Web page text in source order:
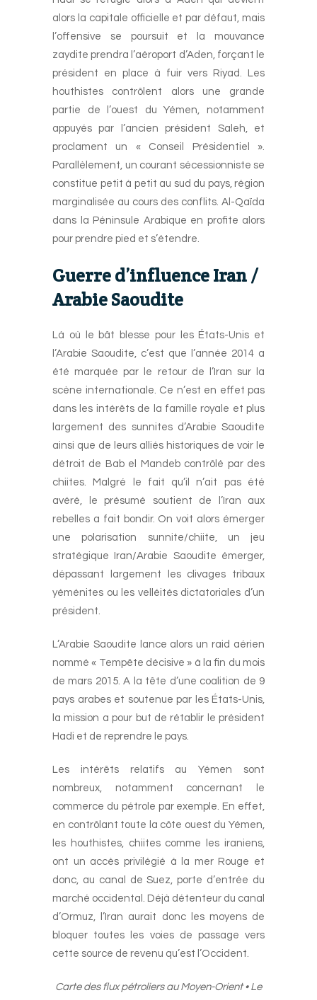
alors la capitale officielle et par défaut, mais
l’offensive se poursuit et la mouvance
zaydite prendra l’aéroport d’Aden, forçant le
président en place à fuir vers Riyad. Les
houthistes contrôlent alors une grande
partie de l’ouest du Yémen, notamment
appuyés par l’ancien président Saleh, et
proclament un « Conseil Présidentiel ».
Parallèlement, un courant sécessionniste se
constitue petit à petit au sud du pays, région
marginalisée au cours des conflits. Al-Qaïda
dans la Péninsule Arabique en profite alors
pour prendre pied et s’étendre.
Guerre d’influence Iran /
Arabie Saoudite
Là où le bât blesse pour les États-Unis et
l’Arabie Saoudite, c’est que l’année 2014 a
été marquée par le retour de l’Iran sur la
scène internationale. Ce n’est en effet pas
dans les intérêts de la famille royale et plus
largement des sunnites d’Arabie Saoudite
ainsi que de leurs alliés historiques de voir le
détroit de Bab el Mandeb contrôlé par des
chiites. Malgré le fait qu’il n’ait pas été
avéré, le présumé soutient de l’Iran aux
rebelles a fait bondir. On voit alors émerger
une polarisation sunnite/chiite, un jeu
stratégique Iran/Arabie Saoudite émerger,
dépassant largement les clivages tribaux
yéménites ou les velléités dictatoriales d’un
président.
L’Arabie Saoudite lance alors un raid aérien
nommé « Tempête décisive » à la fin du mois
de mars 2015. A la tête d’une coalition de 9
pays arabes et soutenue par les États-Unis,
la mission a pour but de rétablir le président
Hadi et de reprendre le pays.
Les intérêts relatifs au Yémen sont
nombreux, notamment concernant le
commerce du pétrole par exemple. En effet,
en contrôlant toute la côte ouest du Yémen,
les houthistes, chiites comme les iraniens,
ont un accès privilégié à la mer Rouge et
donc, au canal de Suez, porte d’entrée du
marché occidental. Déjà détenteur du canal
d’Ormuz, l’Iran aurait donc les moyens de
bloquer toutes les voies de passage vers
cette source de revenu qu’est l’Occident.
Carte des flux pétroliers au Moyen-Orient • Le